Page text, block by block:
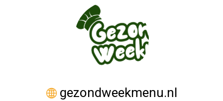
gezondweekmenu.nl